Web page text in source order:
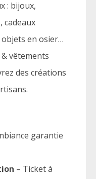
: bijoux,
cadeaux
en osier…
vêtements
des créations
garantie
– Ticket à